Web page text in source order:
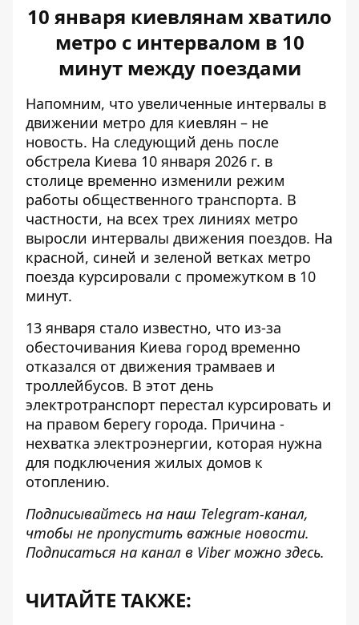
10 января киевлянам хватило
метро с интервалом в 10
минут между поездами
Напомним, что увеличенные интервалы в
движении метро для киевлян – не
новость. На следующий день после
обстрела Киева 10 января 2026 г. в
столице временно изменили режим
работы общественного транспорта. В
частности, на всех трех линиях метро
выросли интервалы движения поездов. На
красной, синей и зеленой ветках метро
поезда курсировали с промежутком в 10
минут.
13 января стало известно, что из-за
обесточивания Киева город временно
отказался от движения трамваев и
троллейбусов. В этот день
электротранспорт перестал курсировать и
на правом берегу города. Причина -
нехватка электроэнергии, которая нужна
для подключения жилых домов к
отоплению.
Подписывайтесь на наш Telegram-канал,
чтобы не пропустить важные новости.
Подписаться на канал в Viber можно здесь.
ЧИТАЙТЕ ТАКЖЕ: